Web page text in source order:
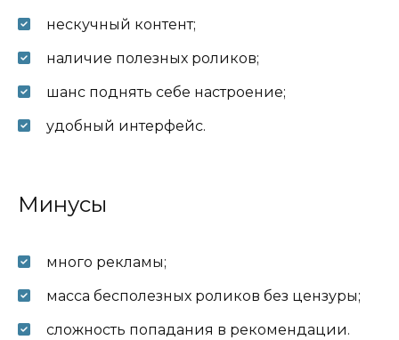
нескучный контент;
наличие полезных роликов;
шанс поднять себе настроение;
удобный интерфейс.
Минусы
много рекламы;
масса бесполезных роликов без цензуры;
сложность попадания в рекомендации.